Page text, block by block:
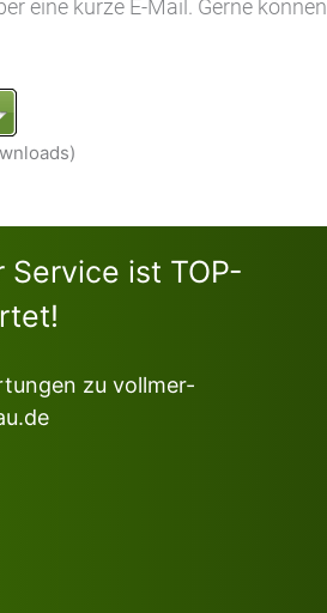
eine kurze E-Mail. Gerne
Service ist TOP-